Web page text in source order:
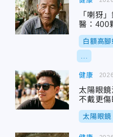
「喇犽
醫：400
白額高腳
健康
太陽眼
不戴更傷
太陽眼鏡